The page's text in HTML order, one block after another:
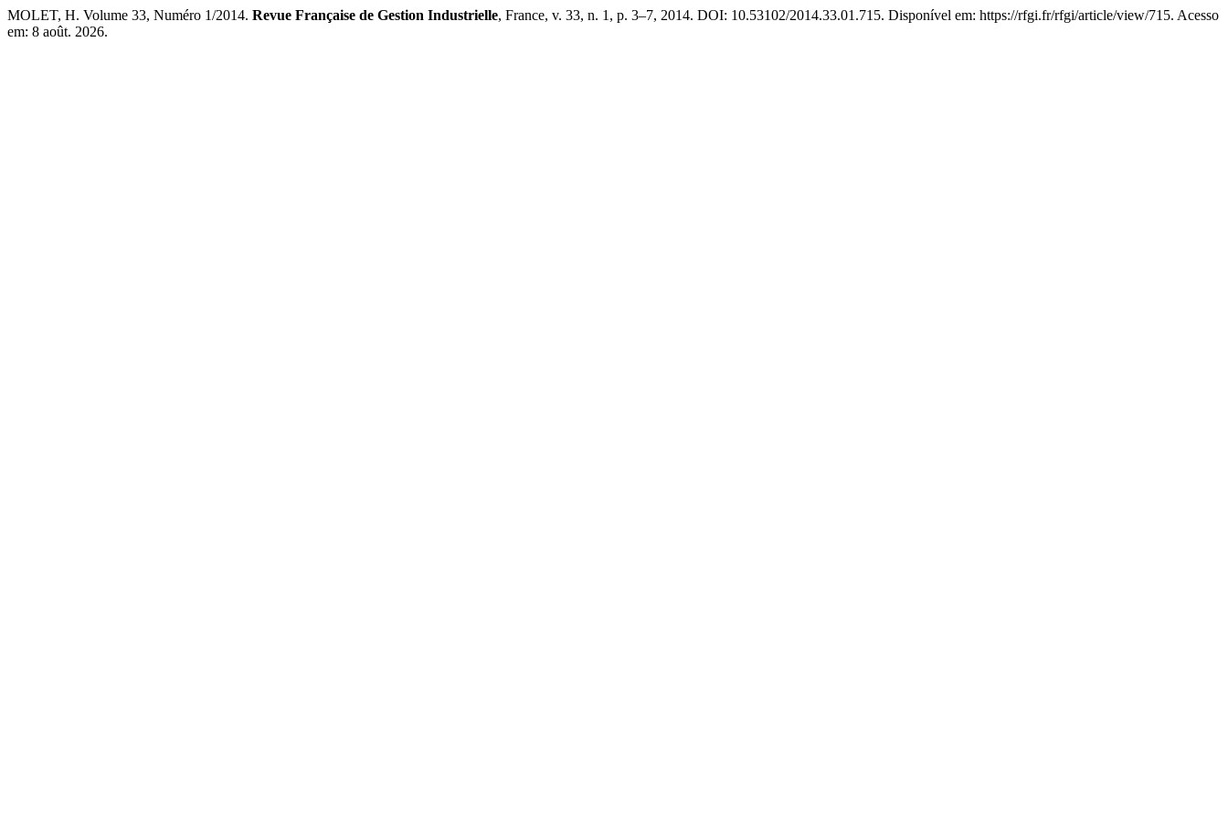
MOLET, H. Volume 33, Numéro 1/2014. Revue Française de Gestion Industrielle, France, v. 33, n. 1, p. 3–7, 2014. DOI: 10.53102/2014.33.01.715. Disponível em: https://rfgi.fr/rfgi/article/view/715. Acesso
em: 8 août. 2026.